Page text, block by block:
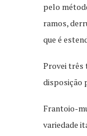
pelo
ramos,
que é
Provei três
disposição
Frantoio-
variedade